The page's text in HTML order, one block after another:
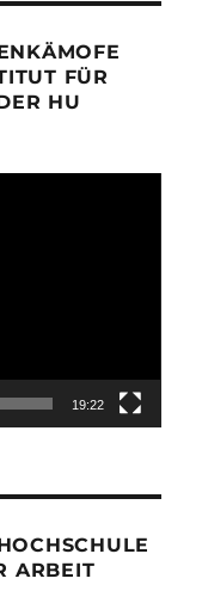
FÜR
HU
19:22
ARBEIT